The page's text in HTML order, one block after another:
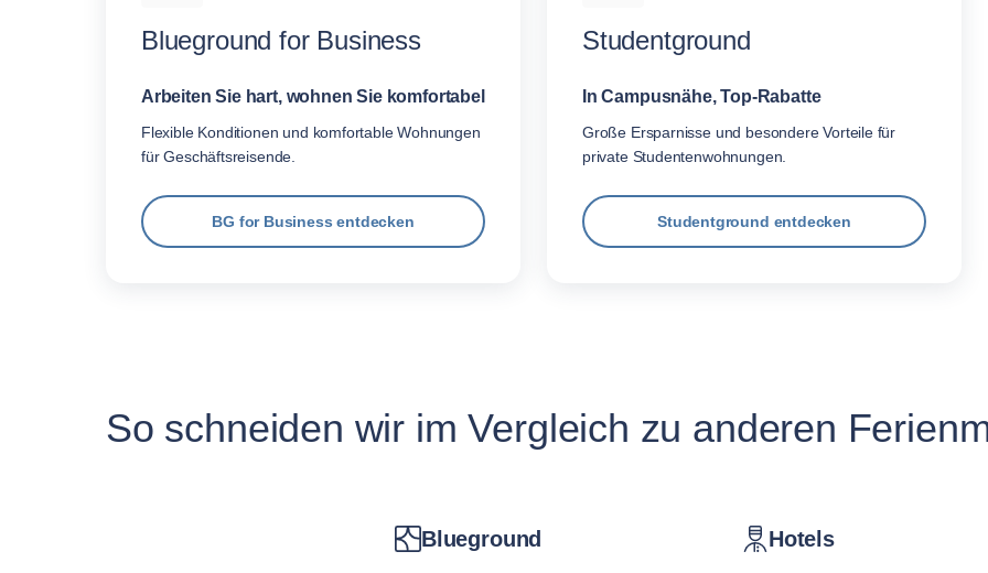
Blueground for Business
Arbeiten Sie hart, wohnen Sie komfortabel
Flexible Konditionen und komfortable Wohnungen
für Geschäftsreisende.
BG for Business entdecken
Studentground
In Campusnähe, Top-Rabatte
Große Ersparnisse und besondere Vorteile für
private Studentenwohnungen.
Studentground entdecken
So schneiden wir im Vergleich zu anderen
Blueground Hotels